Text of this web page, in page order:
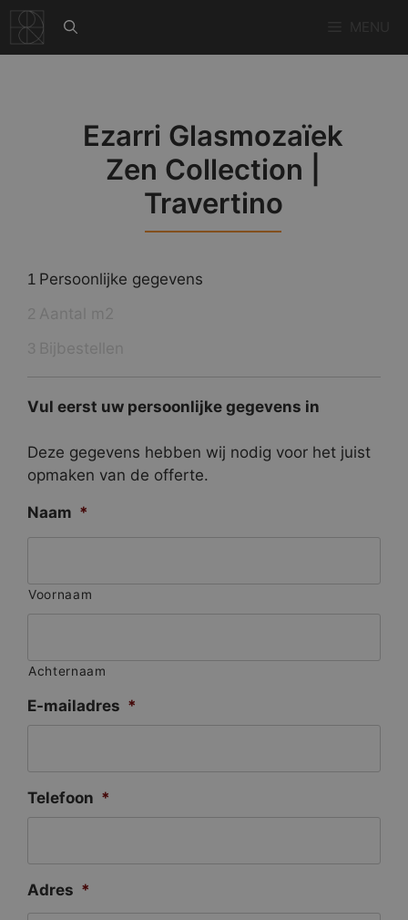
naar
de
Ezarri Glasmozaïek
Zen Collection |
Travertino
1 Persoonlijke gegevens
Vul eerst uw persoonlijke gegevens in
Deze gegevens hebben wij nodig voor het juist
opmaken van de offerte.
Naam *
Voornaam
Achternaam
E-mailadres *
Telefoon *
Adres *